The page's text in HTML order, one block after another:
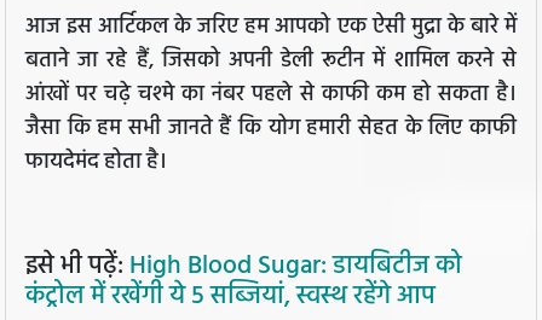
आज इस आर्टिकल के जरिए हम आपको एक ऐसी मुद्रा के बारे में
बताने जा रहे हैं, जिसको अपनी डेली रूटीन में शामिल करने से
आंखों पर चढ़े चश्मे का नंबर पहले से काफी कम हो सकता है।
जैसा कि हम सभी जानते हैं कि योग हमारी सेहत के लिए काफी
फायदेमंद होता है।
इसे भी पढ़ें: High Blood Sugar: डायबिटीज को
कंट्रोल में रखेंगी ये 5 सब्जियां, स्वस्थ रहेंगे आप